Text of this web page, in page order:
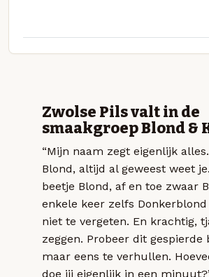
Zwolse Pils valt in de
smaakgroep Blond &
“Mijn naam zegt eigenlijk
Blond, altijd al geweest weet
beetje Blond, af en toe zwaar
enkele keer zelfs
niet te vergeten. En krachtig,
zeggen. Probeer dit gespierde
maar eens te verhullen.
doe jij eigenlijk in een